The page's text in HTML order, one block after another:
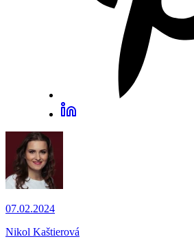
07.02.2024
Nikol Kaštierová